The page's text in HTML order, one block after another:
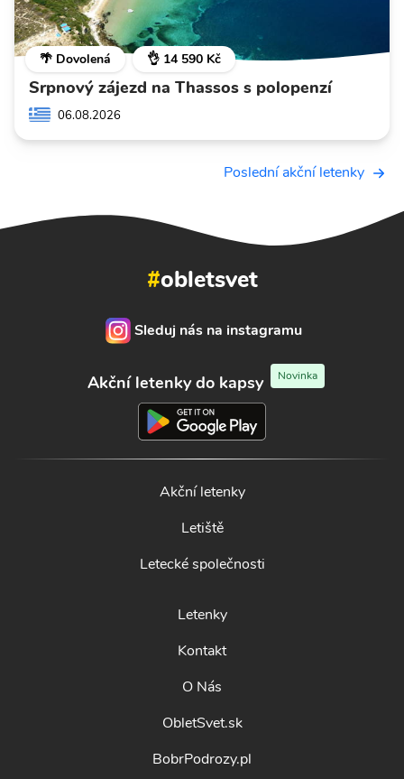
🌴 Dovolená 👌 14 590 Kč
Srpnový zájezd na Thassos s polopenzí
06.08.2026
Poslední akční letenky
#obletsvet
Sleduj nás na instagramu
Akční letenky do kapsy Novinka
Akční letenky
Letiště
Letecké společnosti
Letenky
Kontakt
O Nás
ObletSvet.sk
BobrPodrozy.pl